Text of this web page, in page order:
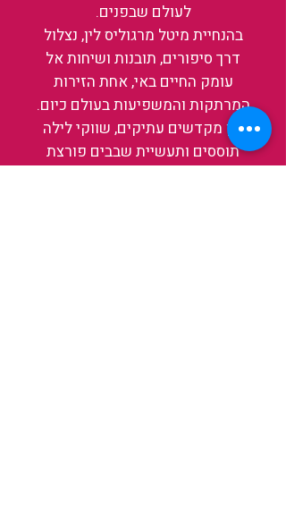
לעולם שבפנים.
בהנחיית מיטל מרגוליס לין, נצלול
דרך סיפורים, תובנות ושיחות אל
עומק החיים באי, אחת הזירות
המרתקות והמשפיעות בעולם כיום.
בין מקדשים עתיקים, שווקי לילה
תוססים ותעשיית שבבים פורצת